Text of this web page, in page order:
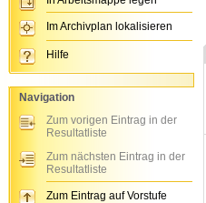
Im Archivplan lokalisieren
Hilfe
Navigation
Zum vorigen Eintrag in der
Resultatliste
Zum nächsten Eintrag in der
Resultatliste
Zum Eintrag auf Vorstufe